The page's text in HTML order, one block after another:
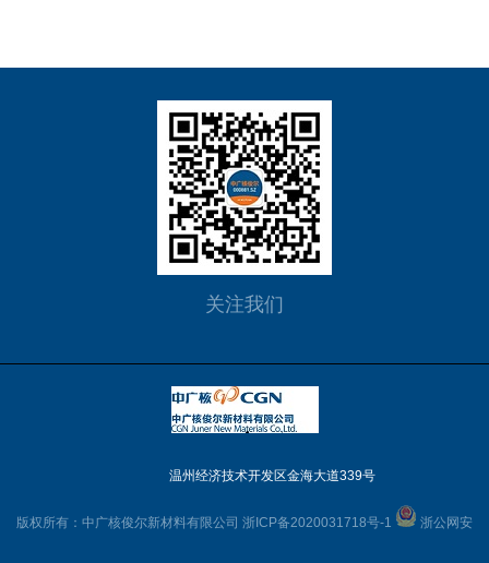
关注我们
温州经济技术开发区金海大道339号
版权所有：中广核俊尔新材料有限公司 浙ICP备2020031718号-1 浙公网安